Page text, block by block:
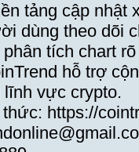
tảng cập
dùng theo dõi
tích chart
hỗ trợ
vực crypto.
https://